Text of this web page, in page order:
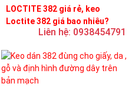
LOCTITE 382 giá rẻ, keo
Loctite 382 giá bao nhiêu?
Liên hệ: 0938454791